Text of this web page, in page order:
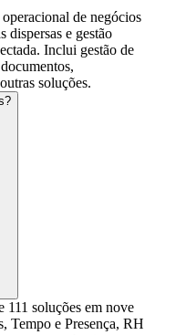
de negócios
dispersas e gestão
Inclui gestão de
soluções.
soluções em nove
Tempo e Presença, RH